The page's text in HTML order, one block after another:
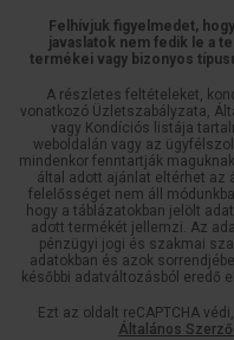
Felhívjuk figyelmedet,
javaslatok nem fedik le a
termékei vagy bizonyos
A részletes feltételeket,
vonatkozó Üzletszabályzata,
vagy Kondíciós listája
weboldalán vagy az
mindenkor fenntartják
által adott ajánlat eltérhet az
felelősséget nem áll
hogy a táblázatokban jelölt
adott termékét jellemzi. Az
pénzügyi jogi és szakmai
adatokban és azok
későbbi adatváltozásból eredő
Ezt az oldalt reCAPTCHA
Általános